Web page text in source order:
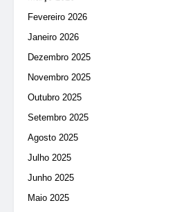
Fevereiro 2026
Janeiro 2026
Dezembro 2025
Novembro 2025
Outubro 2025
Setembro 2025
Agosto 2025
Julho 2025
Junho 2025
Maio 2025